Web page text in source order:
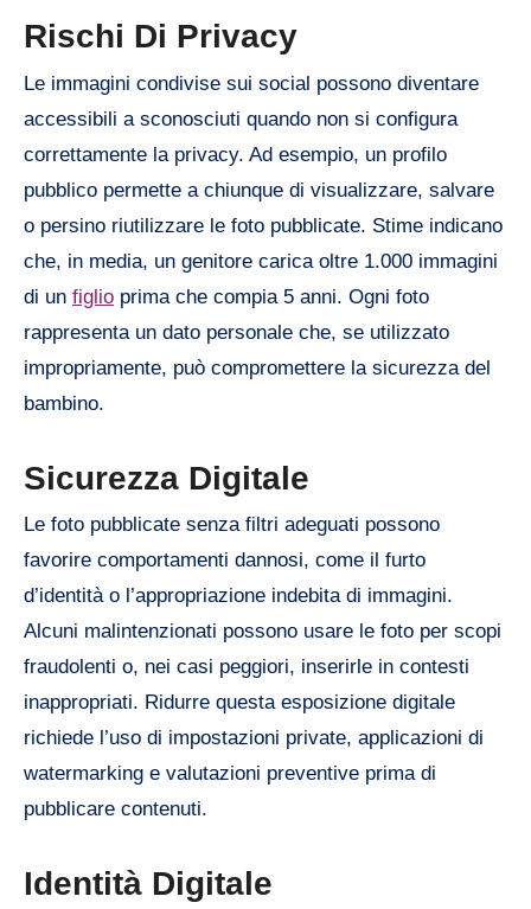
Rischi Di Privacy
Le immagini condivise sui social possono diventare
accessibili a sconosciuti quando non si configura
correttamente la privacy. Ad esempio, un profilo
pubblico permette a chiunque di visualizzare, salvare
o persino riutilizzare le foto pubblicate. Stime indicano
che, in media, un genitore carica oltre 1.000 immagini
di un figlio prima che compia 5 anni. Ogni foto
rappresenta un dato personale che, se utilizzato
impropriamente, può compromettere la sicurezza del
bambino.
Sicurezza Digitale
Le foto pubblicate senza filtri adeguati possono
favorire comportamenti dannosi, come il furto
d’identità o l’appropriazione indebita di immagini.
Alcuni malintenzionati possono usare le foto per scopi
fraudolenti o, nei casi peggiori, inserirle in contesti
inappropriati. Ridurre questa esposizione digitale
richiede l’uso di impostazioni private, applicazioni di
watermarking e valutazioni preventive prima di
pubblicare contenuti.
Identità Digitale